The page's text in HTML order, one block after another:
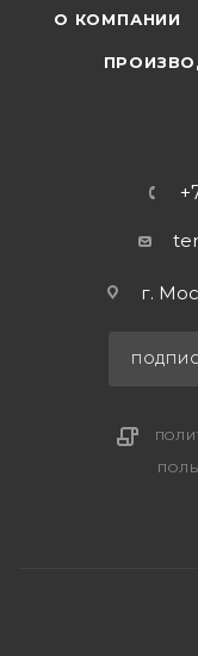
О КОМПАНИИ
г.